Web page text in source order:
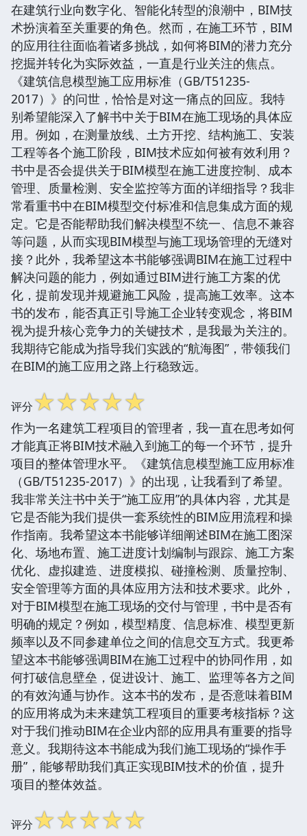
在建筑行业向数字化、智能化转型的浪潮中，BIM技
术扮演着至关重要的角色。然而，在施工环节，BIM
的应用往往面临着诸多挑战，如何将BIM的潜力充分
挖掘并转化为实际效益，一直是行业关注的焦点。
《建筑信息模型施工应用标准（GB/T51235-
2017）》的问世，恰恰是对这一痛点的回应。我特
别希望能深入了解书中关于BIM在施工现场的具体应
用。例如，在测量放线、土方开挖、结构施工、安装
工程等各个施工阶段，BIM技术应如何被有效利用？
书中是否会提供关于BIM模型在施工进度控制、成本
管理、质量检测、安全监控等方面的详细指导？我非
常看重书中在BIM模型交付标准和信息集成方面的规
定。它是否能帮助我们解决模型不统一、信息不兼容
等问题，从而实现BIM模型与施工现场管理的无缝对
接？此外，我希望这本书能够强调BIM在施工过程中
解决问题的能力，例如通过BIM进行施工方案的优
化，提前发现并规避施工风险，提高施工效率。这本
书的发布，能否真正引导施工企业转变观念，将BIM
视为提升核心竞争力的关键技术，是我最为关注的。
我期待它能成为指导我们实践的“航海图”，带领我们
在BIM的施工应用之路上行稳致远。
评分☆☆☆☆☆
作为一名建筑工程项目的管理者，我一直在思考如何
才能真正将BIM技术融入到施工的每一个环节，提升
项目的整体管理水平。《建筑信息模型施工应用标准
（GB/T51235-2017）》的出现，让我看到了希望。
我非常关注书中关于“施工应用”的具体内容，尤其是
它是否能为我们提供一套系统性的BIM应用流程和操
作指南。我希望这本书能够详细阐述BIM在施工图深
化、场地布置、施工进度计划编制与跟踪、施工方案
优化、虚拟建造、进度模拟、碰撞检测、质量控制、
安全管理等方面的具体应用方法和技术要求。此外，
对于BIM模型在施工现场的交付与管理，书中是否有
明确的规定？例如，模型精度、信息标准、模型更新
频率以及不同参建单位之间的信息交互方式。我更希
望这本书能够强调BIM在施工过程中的协同作用，如
何打破信息壁垒，促进设计、施工、监理等各方之间
的有效沟通与协作。这本书的发布，是否意味着BIM
的应用将成为未来建筑工程项目的重要考核指标？这
对于我们推动BIM在企业内部的应用具有重要的指导
意义。我期待这本书能成为我们施工现场的“操作手
册”，能够帮助我们真正实现BIM技术的价值，提升
项目的整体效益。
评分☆☆☆☆☆